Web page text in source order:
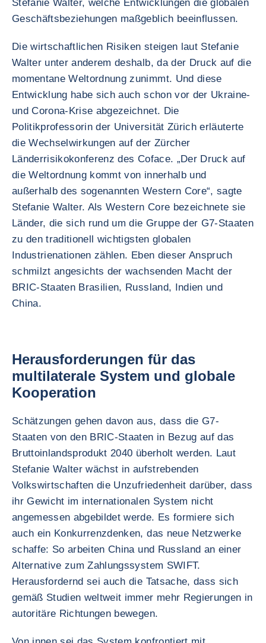
Stefanie Walter, welche Entwicklungen die globalen
Geschäftsbeziehungen maßgeblich beeinflussen.
Die wirtschaftlichen Risiken steigen laut Stefanie
Walter unter anderem deshalb, da der Druck auf die
momentane Weltordnung zunimmt. Und diese
Entwicklung habe sich auch schon vor der Ukraine-
und Corona-Krise abgezeichnet. Die
Politikprofessorin der Universität Zürich erläuterte
die Wechselwirkungen auf der Zürcher
Länderrisikokonferenz des Coface. „Der Druck auf
die Weltordnung kommt von innerhalb und
außerhalb des sogenannten Western Core“, sagte
Stefanie Walter. Als Western Core bezeichnete sie
Länder, die sich rund um die Gruppe der G7-Staaten
zu den traditionell wichtigsten globalen
Industrienationen zählen. Eben dieser Anspruch
schmilzt angesichts der wachsenden Macht der
BRIC-Staaten Brasilien, Russland, Indien und
China.
Herausforderungen für das
multilaterale System und globale
Kooperation
Schätzungen gehen davon aus, dass die G7-
Staaten von den BRIC-Staaten in Bezug auf das
Bruttoinlandsprodukt 2040 überholt werden. Laut
Stefanie Walter wächst in aufstrebenden
Volkswirtschaften die Unzufriedenheit darüber, dass
ihr Gewicht im internationalen System nicht
angemessen abgebildet werde. Es formiere sich
auch ein Konkurrenzdenken, das neue Netzwerke
schaffe: So arbeiten China und Russland an einer
Alternative zum Zahlungssystem SWIFT.
Herausfordernd sei auch die Tatsache, dass sich
gemäß Studien weltweit immer mehr Regierungen in
autoritäre Richtungen bewegen.